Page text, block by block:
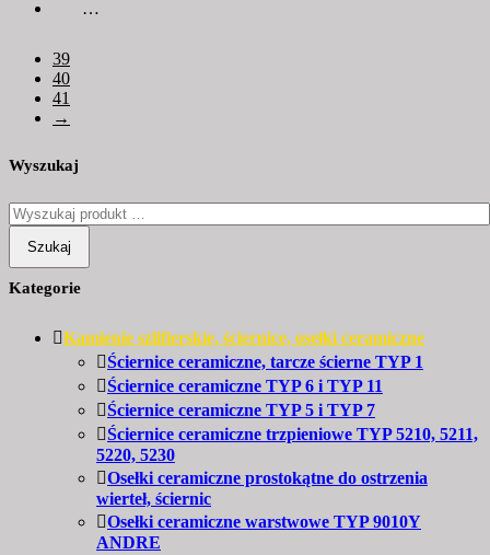
…
39
40
41
→
Wyszukaj
Szukaj
Kategorie
Kamienie szlifierskie, ściernice, osełki ceramiczne
Ściernice ceramiczne, tarcze ścierne TYP 1
Ściernice ceramiczne TYP 6 i TYP 11
Ściernice ceramiczne TYP 5 i TYP 7
Ściernice ceramiczne trzpieniowe TYP 5210, 5211,
5220, 5230
Osełki ceramiczne prostokątne do ostrzenia
wierteł, ściernic
Osełki ceramiczne warstwowe TYP 9010Y
ANDRE